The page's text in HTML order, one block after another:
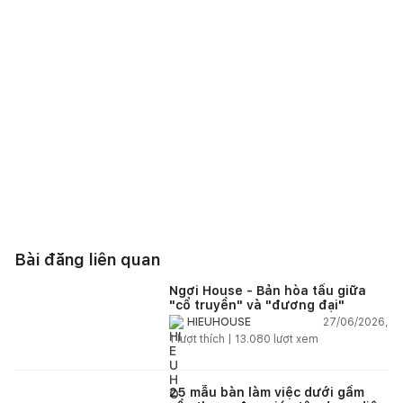
cầu thang dạng cố định vách đứng, kích thước chiều
linh hoạt từ 1000mm đến full tầng tùy theo diện tích
Độ dày tiêu chuẩn:Do vị trí lắp đặt trên cao và chịu áp
lực gió (nếu là tường bao ngoài), hệ kính lấy sáng cầu
thang bắt buộc phải sử dụng kính cường lực có độ dày
Bài đăng liên quan
Ngơi House - Bản hòa tấu giữa
"cổ truyền" và "đương đại"
HIEUHOUSE
27/06/2026,
1lượt thích | 13.080 lượt xem
25 mẫu bàn làm việc dưới gầm